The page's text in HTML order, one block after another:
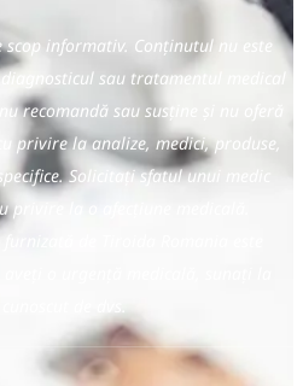
scop informativ. Conținutul nu este
sau tratamentul medical
recomandă sau susține și nu oferă
privire la analize, medici, produse,
Solicitați sfatul unui medic
privire la o afecțiune medicală.
de Tiroida Romania este
o urgență medicală, sunați la